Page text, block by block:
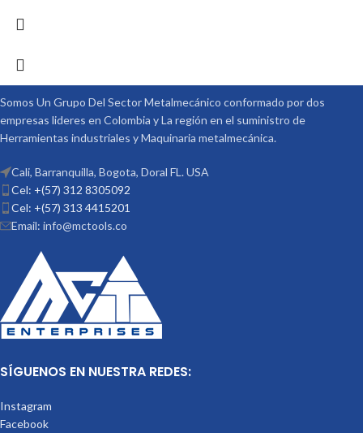
Somos Un Grupo Del Sector Metalmecánico conformado por dos
empresas lideres en Colombia y La región en el suministro de
Herramientas industriales y Maquinaria metalmecánica.
Cali, Barranquilla, Bogota, Doral FL. USA
Cel: +(57) 312 8305092
Cel: +(57) 313 4415201
Email: info@mctools.co
SÍGUENOS EN NUESTRA REDES:
Instagram
Facebook